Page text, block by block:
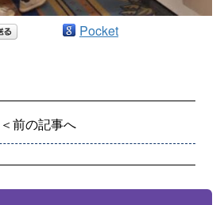
Pocket
＜前の記事へ